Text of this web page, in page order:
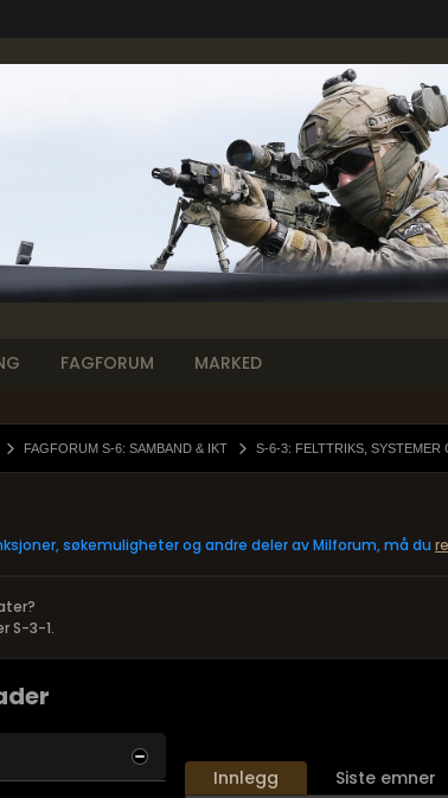
FAGFORUM MARKED
FAGFORUM S-6: SAMBAND & IKT S-6-3: FELTTRIKS, SYSTEMER
søkemuligheter og andre deler av Milforum, må du
S-3-1.
Innlegg Siste emner